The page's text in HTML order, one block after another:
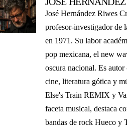
José Hernández Riwes
profesor-investigador de
en 1971. Su labor
pop mexicana, el new
oscura nacional. Es autor
cine, literatura gótica y
Else's Train REMIX y
faceta musical, destaca
bandas de rock Hueco y